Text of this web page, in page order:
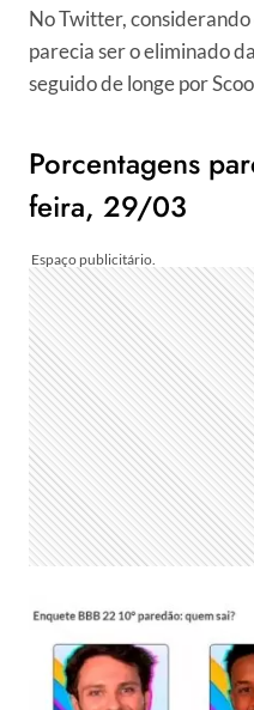
No Twitter,
parecia ser o eliminado
seguido de longe por
Porcentagens
feira, 29/03